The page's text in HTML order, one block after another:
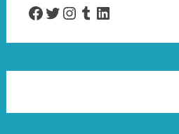
Facebook
Twitter
Instagram
Tumblr
LinkedIn